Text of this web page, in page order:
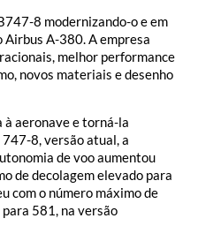
8 modernizando-o e em
Airbus A-380. A empresa
melhor performance
novos materiais e desenho
aeronave e torná-la
8, versão atual, a
de voo aumentou
de decolagem elevado para
com o número máximo de
581, na versão